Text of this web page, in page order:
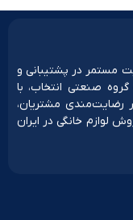
با بیش از ۲۰ سال فعالیت مستمر در پشتیبانی و
صنعتی انتخاب، با
رضایت‌مندی مشتریان،
لوازم خانگی در ایران